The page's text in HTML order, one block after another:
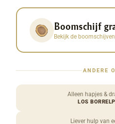
Boomschijf
Bekijk de boomschijven
ANDERE
Alleen hapjes &
LOS
Liever hulp van